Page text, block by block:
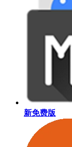
新免费版